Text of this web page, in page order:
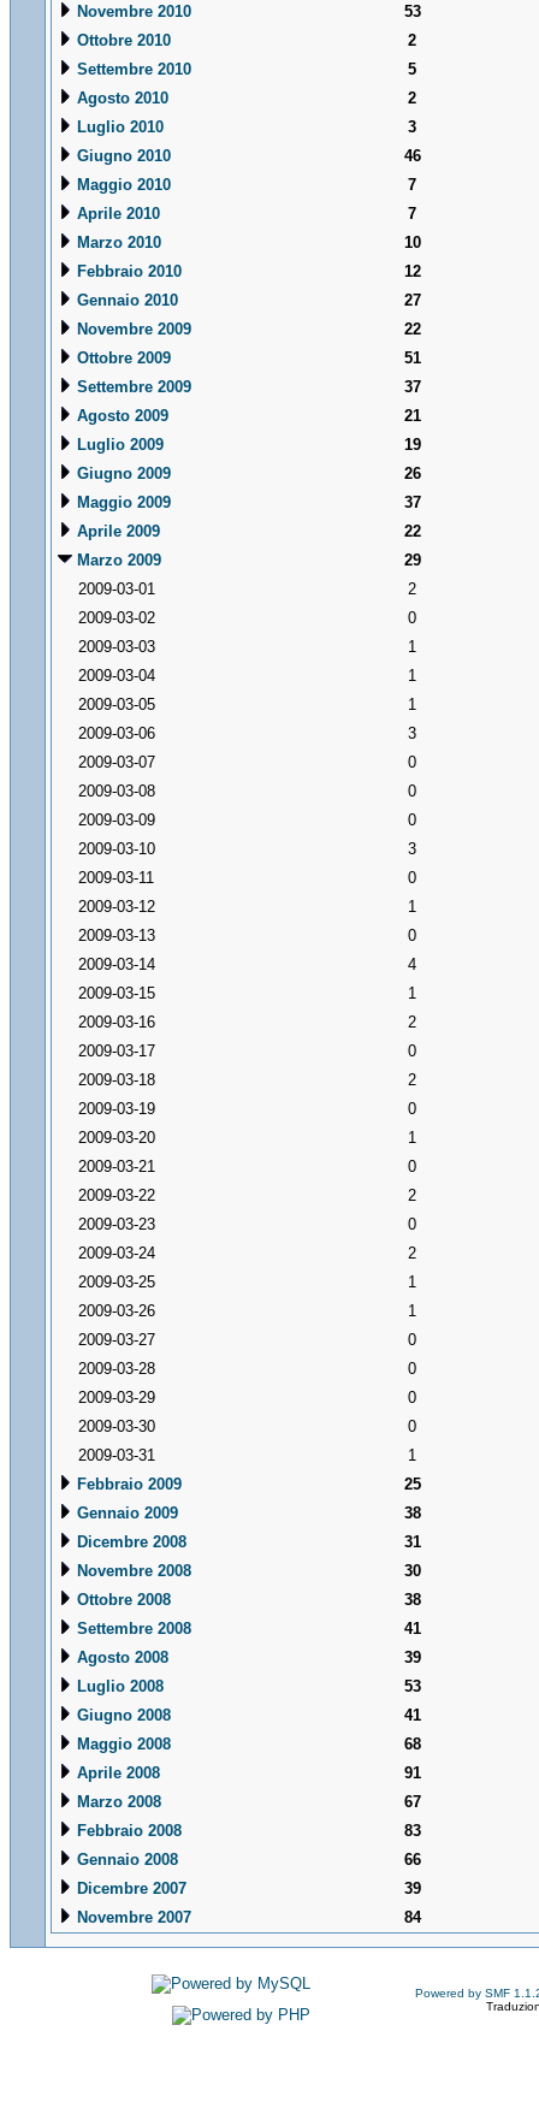
Novembre 2010
53
Ottobre 2010
2
Settembre 2010
5
Agosto 2010
2
Luglio 2010
3
Giugno 2010
46
Maggio 2010
7
Aprile 2010
7
Marzo 2010
10
Febbraio 2010
12
Gennaio 2010
27
Novembre 2009
22
Ottobre 2009
51
Settembre 2009
37
Agosto 2009
21
Luglio 2009
19
Giugno 2009
26
Maggio 2009
37
Aprile 2009
22
Marzo 2009
29
2009-03-01
2
2009-03-02
0
2009-03-03
1
2009-03-04
1
2009-03-05
1
2009-03-06
3
2009-03-07
0
2009-03-08
0
2009-03-09
0
2009-03-10
3
2009-03-11
0
2009-03-12
1
2009-03-13
0
2009-03-14
4
2009-03-15
1
2009-03-16
2
2009-03-17
0
2009-03-18
2
2009-03-19
0
2009-03-20
1
2009-03-21
0
2009-03-22
2
2009-03-23
0
2009-03-24
2
2009-03-25
1
2009-03-26
1
2009-03-27
0
2009-03-28
0
2009-03-29
0
2009-03-30
0
2009-03-31
1
Febbraio 2009
25
Gennaio 2009
38
Dicembre 2008
31
Novembre 2008
30
Ottobre 2008
38
Settembre 2008
41
Agosto 2008
39
Luglio 2008
53
Giugno 2008
41
Maggio 2008
68
Aprile 2008
91
Marzo 2008
67
Febbraio 2008
83
Gennaio 2008
66
Dicembre 2007
39
Novembre 2007
84
Powered by SMF